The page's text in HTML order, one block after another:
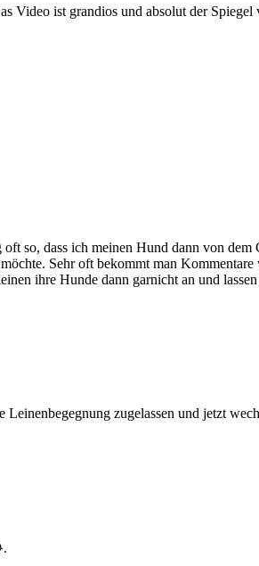
Video ist grandios und absolut der
so, dass ich meinen Hund dann von
Sehr oft bekommt man
ihre Hunde dann garnicht an und
zugelassen und jetzt